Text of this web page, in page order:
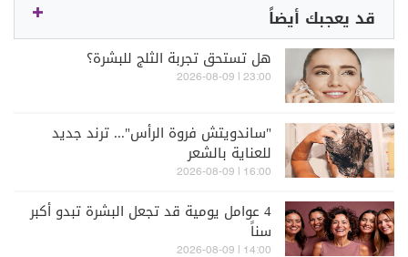
قد يعجبك أيضاً
هل تستحق تجربة الثلج للبشرة؟
23:00 | 2026-08-09
"ساندويتش فروة الرأس"... ترند جديد
للعناية بالشعر
16:00 | 2026-08-09
4 عوامل يومية قد تجعل البشرة تبدو أكبر
سناً
14:00 | 2026-08-09